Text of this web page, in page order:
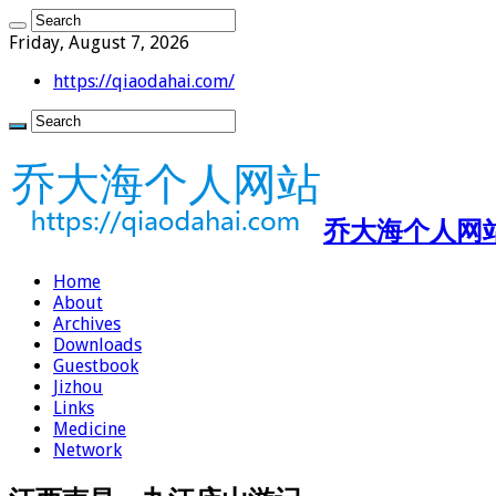
Friday, August 7, 2026
https://qiaodahai.com/
乔大海个人
Home
About
Archives
Downloads
Guestbook
Jizhou
Links
Medicine
Network